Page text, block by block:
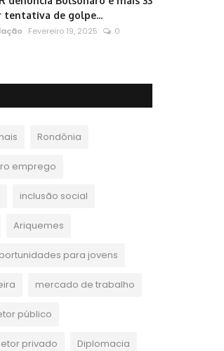
tentativa de golpe...
Fevereiro 19, 2025 0
Rondônia
emprego
inclusão social
Ariquemes
para jovens
mercado de trabalho
público
privado Diplomacia